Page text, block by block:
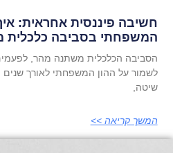
חשיבה פיננסית אחראית:
המשפחתי בסביבה כלכלית
הסביבה הכלכלית משתנה מהר,
לשמור על ההון המשפחתי לאורך שנים
שיטה,
המשך קריאה >>